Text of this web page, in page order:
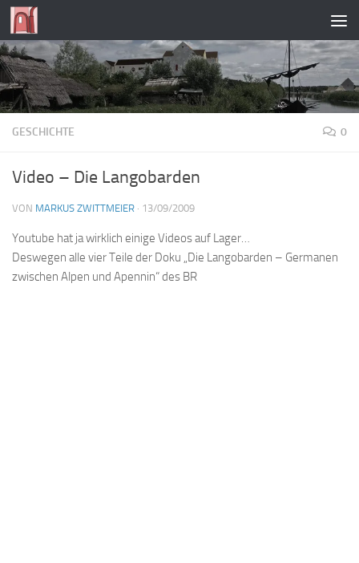
Zum Inhalt springen
GESCHICHTE 0
Video – Die Langobarden
VON MARKUS ZWITTMEIER · 13/09/2009
Youtube hat ja wirklich einige Videos auf Lager…
Deswegen alle vier Teile der Doku „Die Langobarden – Germanen
zwischen Alpen und Apennin“ des BR